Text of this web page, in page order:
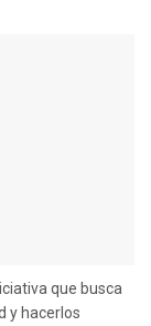
que busca
y hacerlos